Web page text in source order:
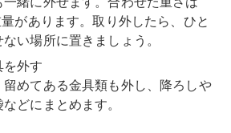
ろしやすいように、袋などにまと
八木式アンテナと同じく屋根上に設
は、支持線をレンチで切断し、屋根